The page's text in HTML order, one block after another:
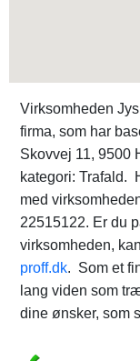
Virksomheden
firma, som har
Skovvej 11, 9500
kategori: Trafald.
med
22515122. Er du
virksomheden,
proff.dk. Som et
lang viden som
dine ønsker, som